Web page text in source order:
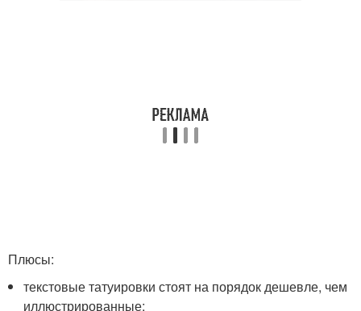
Плюсы:
текстовые татуировки стоят на порядок дешевле, чем
иллюстрированные;